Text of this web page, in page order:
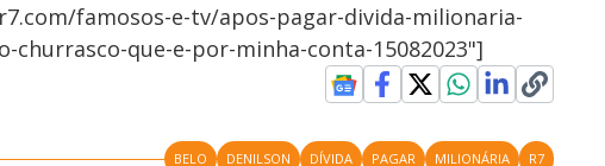
famosos-e-tv/apos-pagar-divida-milionaria-
churrasco-que-e-por-minha-conta-15082023"]
BELO DENILSON DÍVIDA PAGAR MILIONÁRIA R7